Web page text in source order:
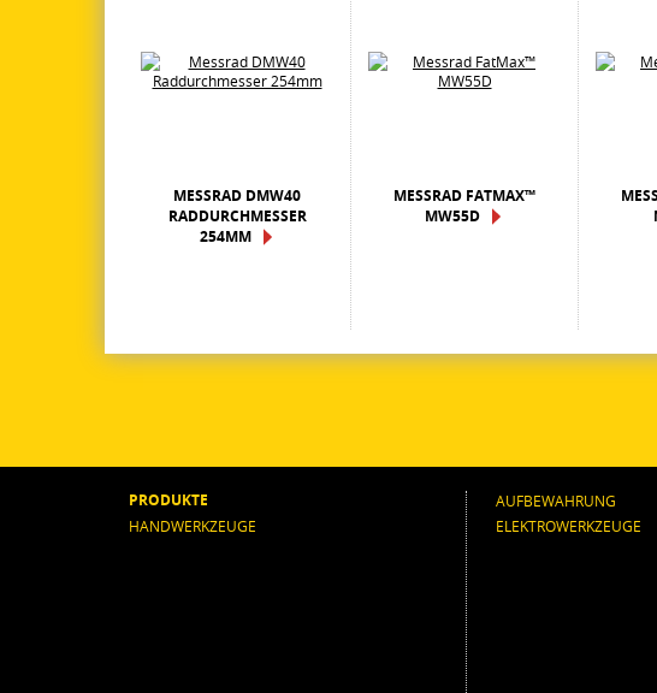
MESSRAD DMW40
RADDURCHMESSER
254MM
MESSRAD FATMAX™
MW55D
PRODUKTE
HANDWERKZEUGE
AUFBEWAHRUNG
ELEKTROWERKZEUGE